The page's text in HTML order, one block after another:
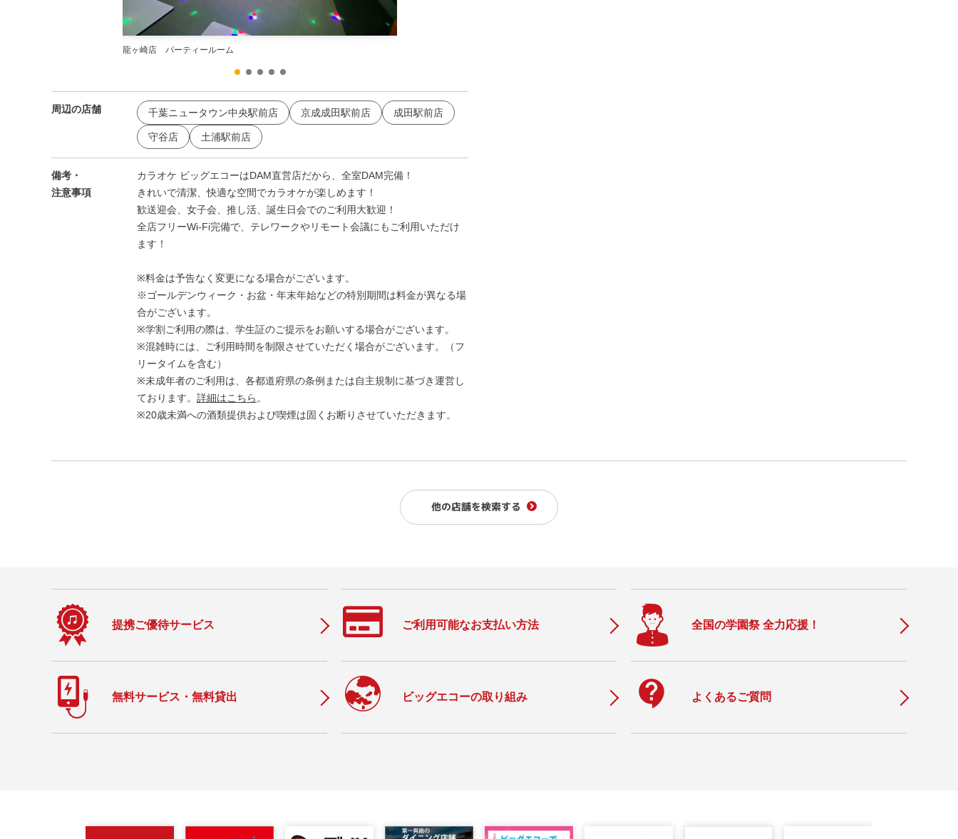
龍ヶ崎店 パーティールーム
周辺の店舗 千葉ニュータウン中央駅前店 京成成田駅前店 成田駅前店
守谷店 土浦駅前店
備考・
注意事項
カラオケ ビッグエコーはDAM直営店だから、全室DAM完備！
きれいで清潔、快適な空間でカラオケが楽しめます！
歓送迎会、女子会、推し活、誕生日会でのご利用大歓迎！
全店フリーWi-Fi完備で、テレワークやリモート会議にもご利用いただけ
ます！
※料金は予告なく変更になる場合がございます。
※ゴールデンウィーク・お盆・年末年始などの特別期間は料金が異なる場
合がございます。
※学割ご利用の際は、学生証のご提示をお願いする場合がございます。
※混雑時には、ご利用時間を制限させていただく場合がございます。（フ
リータイムを含む）
※未成年者のご利用は、各都道府県の条例または自主規制に基づき運営し
ております。 詳細はこちら 。
※20歳未満への酒類提供および喫煙は固くお断りさせていただきます。
他の店舗を検索する
提携ご優待サービス ご利用可能なお支払い方法 全国の学園祭 全力応援！
無料サービス・無料貸出 ビッグエコーの取り組み contact_support よくあるご質問